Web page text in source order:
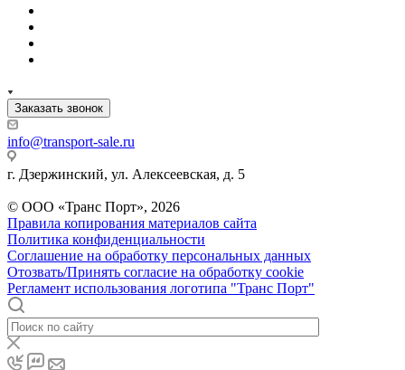
Заказать звонок
info@transport-sale.ru
г. Дзержинский, ул. Алексеевская, д. 5
© ООО «Транс Порт», 2026
Правила копирования материалов сайта
Политика конфиденциальности
Соглашение на обработку персональных данных
Отозвать/Принять согласие на обработку cookie
Регламент использования логотипа "Транс Порт"